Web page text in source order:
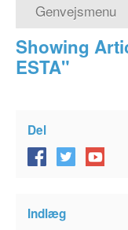
Genvejsmenu
Hjem
Artikler
Showing
ESTA"
Del
Indlæg